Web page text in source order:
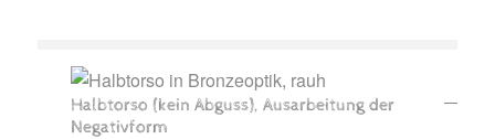
Halbtorso (kein Abguss), Ausarbeitung der
Negativform